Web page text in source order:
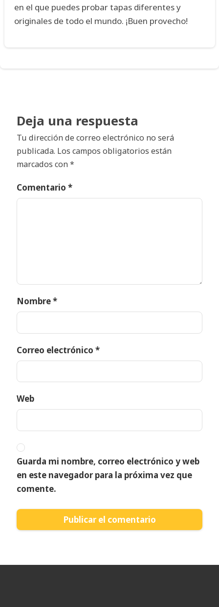
en el que puedes probar tapas diferentes y
originales de todo el mundo. ¡Buen provecho!
Deja una respuesta
Tu dirección de correo electrónico no será
publicada. Los campos obligatorios están
marcados con*
Comentario *
Nombre*
Correo electrónico *
Web
Guarda mi nombre, correo electrónico y web
en este navegador para la próxima vez que
comente.